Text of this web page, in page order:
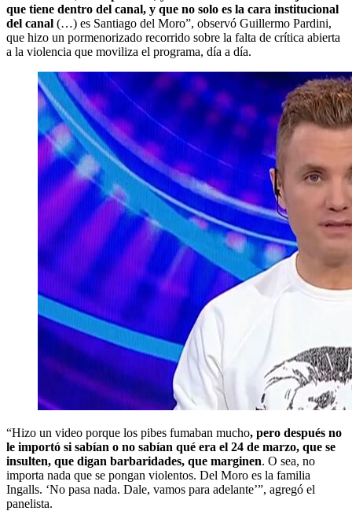
que tiene dentro del canal, y que no solo es la cara institucional
del canal (…) es Santiago del Moro”, observó Guillermo Pardini,
que hizo un pormenorizado recorrido sobre la falta de crítica abierta
a la violencia que moviliza el programa, día a día.
“Hizo un video porque los pibes fumaban mucho, pero después no
le importó si sabían o no sabían qué era el 24 de marzo, que se
insulten, que digan barbaridades, que marginen. O sea, no
importa nada que se pongan violentos. Del Moro es la familia
Ingalls. ‘No pasa nada. Dale, vamos para adelante’”, agregó el
panelista.